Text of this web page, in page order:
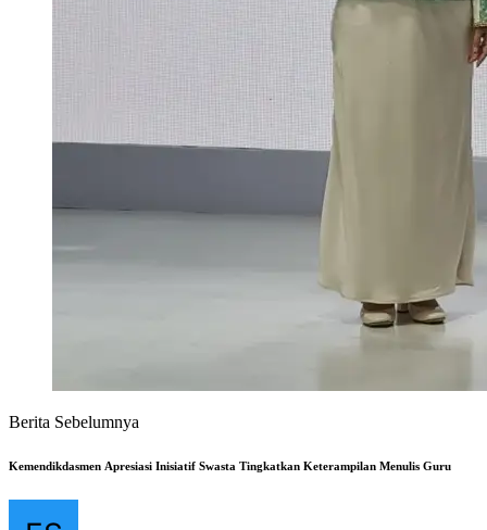
Berita Sebelumnya
Kemendikdasmen Apresiasi Inisiatif Swasta Tingkatkan Keterampilan Menulis Guru